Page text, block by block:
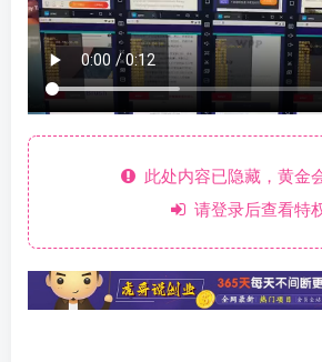
此处内容已隐藏，黄金
请登录后查看特